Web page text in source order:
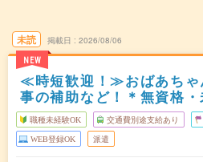
未読
NEW
掲載日 2026/08/06
≪時短歓迎！≫おばあちゃ
事の補助など！＊無資格
職種未経験OK 交通費別途支給あり
WEB登録OK 派遣